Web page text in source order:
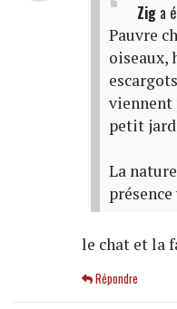
Ziga
Pauvre
oiseaux,
viennent
petit
La
le chat et la
Répondre